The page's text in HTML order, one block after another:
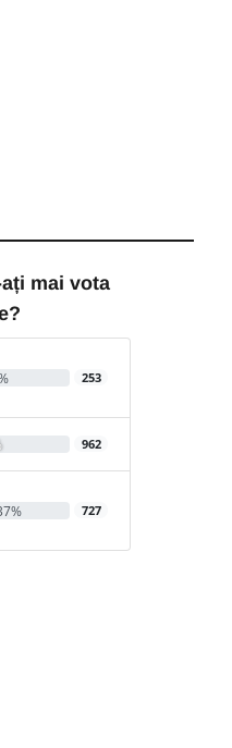
mai vota
253
962
727